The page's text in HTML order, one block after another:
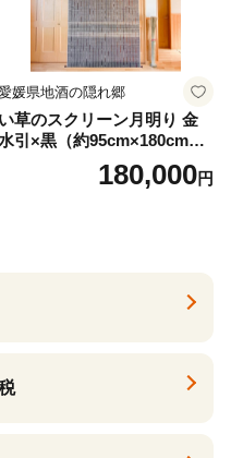
媛県地酒の隠れ郷
い草のスクリーン月明り 金
引×黒（約95cm×180cm）
180,000円